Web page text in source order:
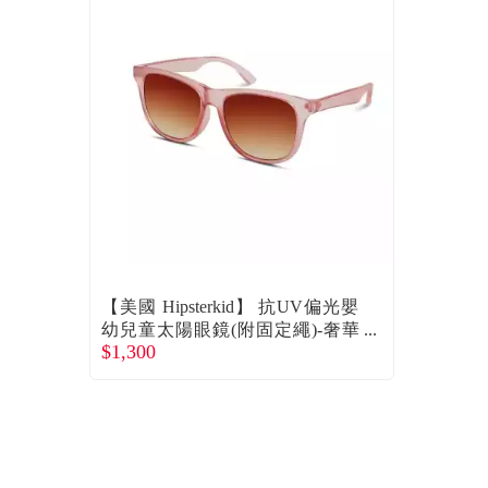
【美國 Hipsterkid】 抗UV偏光嬰
幼兒童太陽眼鏡(附固定繩)-奢華
玫瑰3-6歲 廠商直送
$1,300